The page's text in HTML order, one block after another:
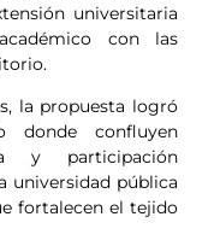
universitaria
con las
la propuesta logró
donde confluyen
y participación
universidad pública
fortalecen el tejido